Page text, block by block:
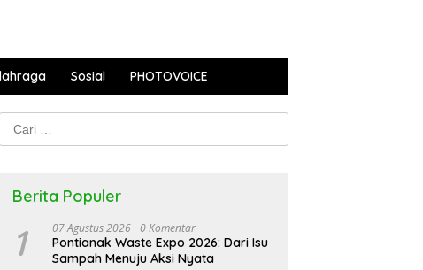
Sosial PHOTOVOICE
Cari
untuk:
Berita Populer
1 07 Agustus 2026 0 Komentar
Pontianak Waste Expo 2026: Dari Isu
Sampah Menuju Aksi Nyata